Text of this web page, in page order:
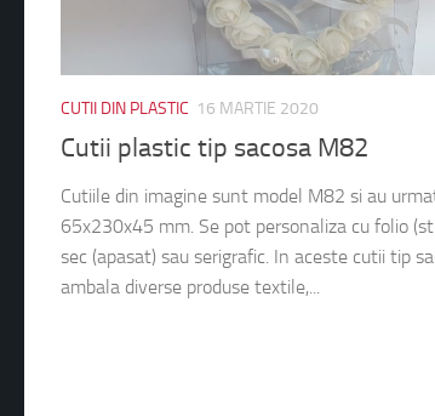
CUTII DIN PLASTIC 16 MARTIE 2020
Cutii plastic tip sacosa M82
Cutiile din imagine sunt model M82 si au
65x230x45 mm. Se pot personaliza cu folio
sec (apasat) sau serigrafic. In aceste cutii tip
ambala diverse produse textile,...